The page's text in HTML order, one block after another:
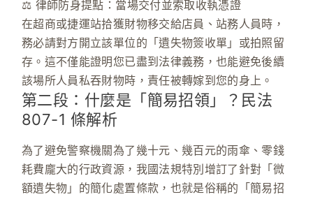
⚖️ 律師防身提點：當場交付並索取收執憑證
在超商或捷運站拾獲財物移交給店員、站務人員時，
務必請對方開立該單位的「遺失物簽收單」或拍照留
存。這不僅能證明您已盡到法律義務，也能避免後續
該場所人員私吞財物時，責任被轉嫁到您的身上。
第二段：什麼是「簡易招領」？民法
807-1 條解析
為了避免警察機關為了幾十元、幾百元的雨傘、零錢
耗費龐大的行政資源，我國法規特別增訂了針對「微
額遺失物」的簡化處置條款，也就是俗稱的「簡易招